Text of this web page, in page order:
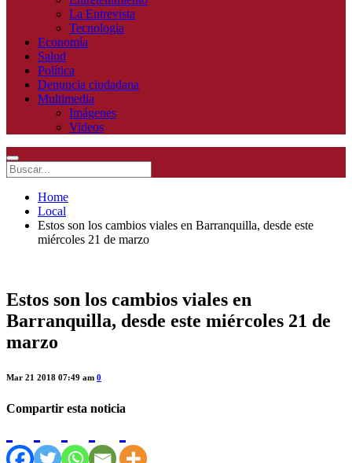
La Entrevista
Tecnologia
Economía
Salud
Política
Denuncia ciudadana
Multimedia
Imágenes
Videos
Home
Local
Estos son los cambios viales en Barranquilla, desde este
miércoles 21 de marzo
Estos son los cambios viales en
Barranquilla, desde este miércoles 21 de
marzo
Mar 21 2018 07:49 am 0
Compartir esta noticia